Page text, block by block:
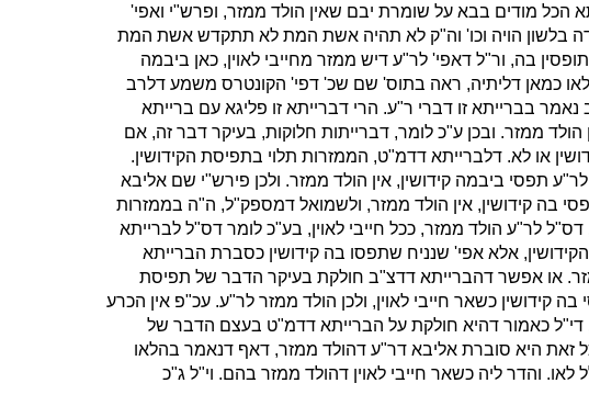
הכל מודים בבא על שומרת יבם שאין הולד ממזר, ופרש"י ואפי'
בלשון הויה וכו' וה"ק לא תהיה אשת המת לא תתקדש אשת המת
בה, ור"ל דאפי' לר"ע דיש ממזר מחייבי לאוין, כאן ביבמה
כמאן דליתיה, ראה בתוס' שם שכ' דפי' הקונטרס משמע דלרב
נאמר בברייתא זו דברי ר"ע. הרי דברייתא זו פליגא עם ברייתא
ממזר. ובכן ע"כ לומר, דברייתות חלוקות, בעיקר דבר זה, אם
או לא. דלברייתא דדמ"ט, הממזרות תלוי בתפיסת הקידושין.
תפסי ביבמה קידושין, אין הולד ממזר. ולכן פירש"י שם אליבא
בה קידושין, אין הולד ממזר, ולשמואל דמספק"ל, ה"ה בממזרות
לר"ע הולד ממזר, ככל חייבי לאוין, בע"כ לומר דס"ל לברייתא
אלא אפי' שנניח שתפסו בה קידושין כסברת הברייתא
או אפשר דהברייתא דדצ"ב חולקת בעיקר הדבר של תפיסת
קידושין כשאר חייבי לאוין, ולכן הולד ממזר לר"ע. עכ"פ אין הכרע
כאמור דהיא חולקת על הברייתא דדמ"ט בעצם הדבר של
זאת היא סוברת אליבא דר"ע דהולד ממזר, דאף דנאמר בהלאו
לאו. והדר ליה כשאר חייבי לאוין דהולד ממזר בהם. וי"ל ג"כ